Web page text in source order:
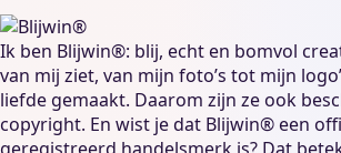
Ik ben Blijwin®: blij, echt en bomvol
van mij ziet, van mijn foto’s tot mijn
liefde gemaakt. Daarom zijn ze ook
copyright. En wist je dat Blijwin® een